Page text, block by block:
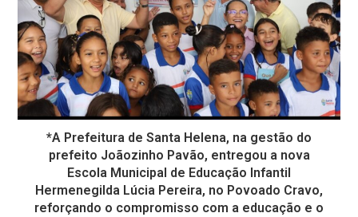
*A Prefeitura de Santa Helena, na gestão do
prefeito Joãozinho Pavão, entregou a nova
Escola Municipal de Educação Infantil
Hermenegilda Lúcia Pereira, no Povoado Cravo,
reforçando o compromisso com a educação e o